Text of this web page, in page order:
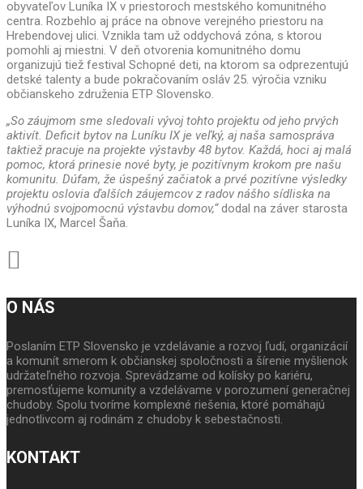
obyvateľov Luníka IX v priestoroch mestského komunitného
centra. Rozbehlo aj práce na obnove verejného priestoru na
Hrebendovej ulici. Vznikla tam už oddychová zóna, s ktorou
pomohli aj miestni. V deň otvorenia komunitného domu
organizujú tiež festival Schopné deti, na ktorom sa odprezentujú
detské talenty a bude pokračovaním osláv 25. výročia vzniku
občianskeho združenia ETP Slovensko.
„So záujmom sme sledovali vývoj tohto projektu od jeho prvých
aktivít. Deficit bytov na Luníku IX je veľký, aj naša samospráva
taktiež pracuje na projekte výstavby 48 bytov. Každá, hoci aj malá
pomoc, ktorá prinesie nové byty, je pozitívnym krokom pre našu
komunitu. Dúfam, že úspešný začiatok a prvé pozitívne výsledky
projektu oslovia ďalších záujemcov z radov nášho sídliska na
výhodnú svojpomocnú výstavbu domov,“dodal na záver starosta
Luníka IX, Marcel Šaňa.
O NÁS
Poslaním ETP Slovensko je vzdelávanie a rozvoj ľudí, organizácií
a komunít smerom k občianskej spoločnosti a šírenie myšlienok
udržateľného rozvoja. Sprevádzame od kolísky po kariéru,
premosťujeme komunity a vzdelávame v porozumení generačnej
chudoby. Spolu tvoríme komplexné riešenia, ktoré pomáhajú
jednotlivcom aj rodinám z chudoby k sebestačnosti.
KONTAKT